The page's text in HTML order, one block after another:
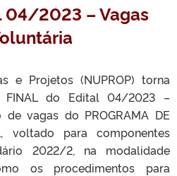
04/2023 – Vagas
e Projetos (NUPROP) torna
FINAL do Edital 04/2023 –
vagas do PROGRAMA DE
voltado para componentes
2022/2, na modalidade
os procedimentos para